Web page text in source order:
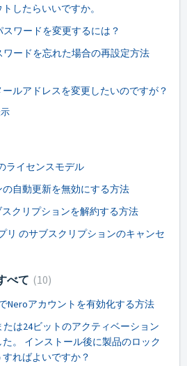
したらいいですか。
ワードを変更するには？
ワードを忘れた場合の再設定方法
ルアドレスを変更したいのですが？
ライセンスモデル
自動更新を無効にする方法
スクリプションを解約する方法
リ のサブスクリプションのキャンセ
べて 10
Neroアカウントを有効化する方法
たは24ビットのアクティベーション
。 インストール後に製品のロック
ればよいですか？